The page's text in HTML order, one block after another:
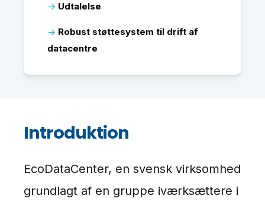
→ Udtalelse
→ Robust støttesystem til drift af
datacentre
Introduktion
EcoDataCenter, en svensk virksomhed
grundlagt af en gruppe iværksættere i